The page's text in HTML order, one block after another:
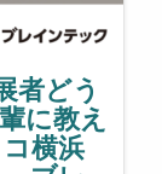
者どう
に教え
横浜